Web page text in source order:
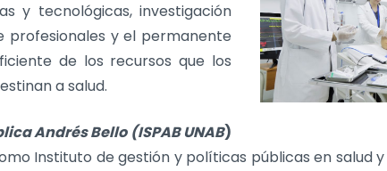
y tecnológicas, investigación
profesionales y el permanente
de los recursos que los
a salud.
Andrés Bello (ISPAB UNAB)
Instituto de gestión y políticas públicas en salud y